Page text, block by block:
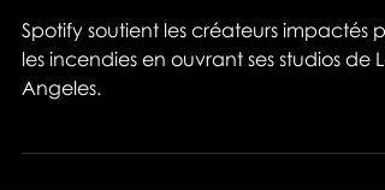
les incendies
Spotify soutient les créateurs impactés
les incendies en ouvrant ses studios de